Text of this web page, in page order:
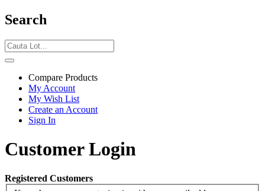
Search
Compare Products
My Account
My Wish List
Create an Account
Sign In
Customer Login
Registered Customers